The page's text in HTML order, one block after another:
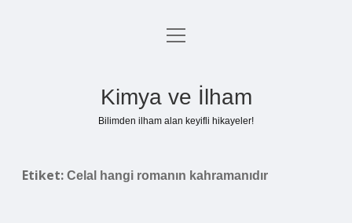
Anasayfa
menüyü
Kimya ve İlham
Bilimden ilham alan keyifli hikayeler!
Etiket: Celal hangi romanın kahramanıdır